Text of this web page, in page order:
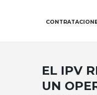
EL IPV
UN